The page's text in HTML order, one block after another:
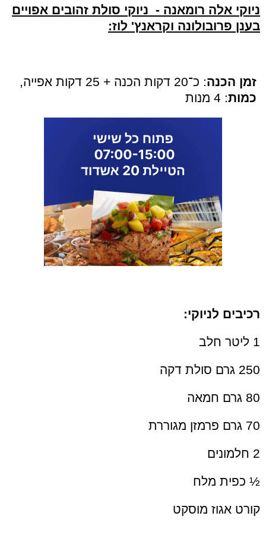
ניוקי אלה רומאנה - ניוקי סולת זהובים אפויים
בענן פרובולונה וקראנץ' לוז:
זמן הכנה
: כ־20 דקות הכנה + 25 דקות אפייה,
כמות: 4 מנות
רכיבים לניוקי:
1 ליטר חלב
250 גרם סולת דקה
80 גרם חמאה
70 גרם פרמזן מגוררת
2 חלמונים
½ כפית מלח
קורט אגוז מוסקט